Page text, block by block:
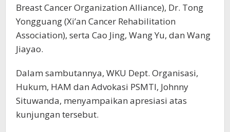
Breast Cancer Organization Alliance), Dr. Tong
Yongguang (Xi’an Cancer Rehabilitation
Association), serta Cao Jing, Wang Yu, dan Wang
Jiayao.
Dalam sambutannya, WKU Dept. Organisasi,
Hukum, HAM dan Advokasi PSMTI, Johnny
Situwanda, menyampaikan apresiasi atas
kunjungan tersebut.